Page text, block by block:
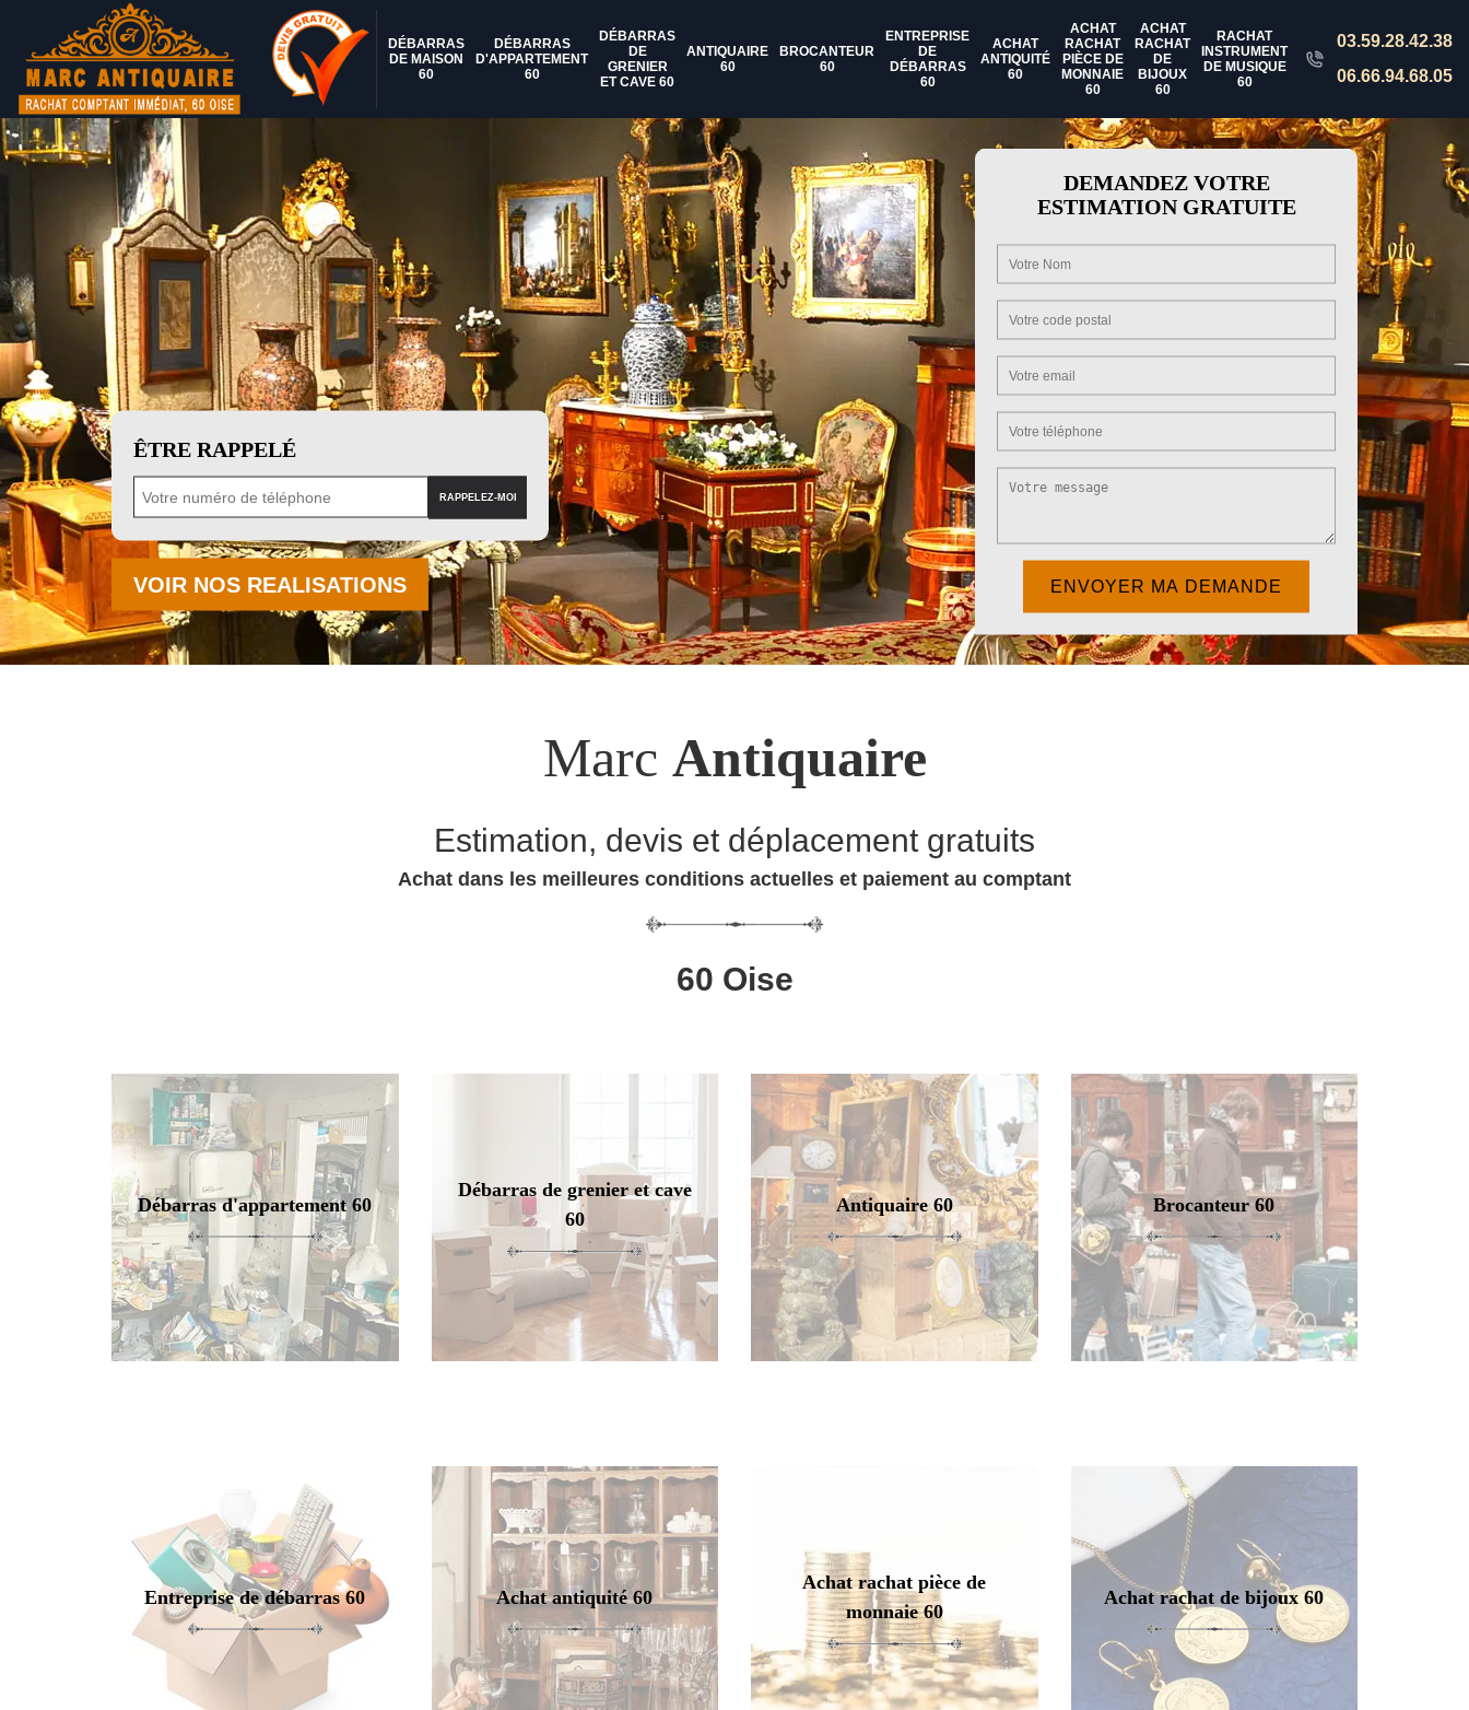
DÉBARRAS
DE MAISON
60
DÉBARRAS
D'APPARTEMENT
60
DÉBARRAS
DE
GRENIER
ET CAVE 60
ANTIQUAIRE
60
BROCANTEUR
60
ENTREPRISE
DE
DÉBARRAS
60
ACHAT
ANTIQUITÉ
60
ACHAT
RACHAT
PIÈCE DE
MONNAIE
60
ACHAT
RACHAT
DE
BIJOUX
60
RACHAT
INSTRUMENT
DE MUSIQUE
60
03.59.28.42.38
06.66.94.68.05
ÊTRE RAPPELÉ
VOIR NOS REALISATIONS
DEMANDEZ VOTRE
ESTIMATION GRATUITE
Marc Antiquaire
Estimation, devis et déplacement gratuits
Achat dans les meilleures conditions actuelles et paiement au comptant
60 Oise
Débarras d'appartement 60
Débarras de grenier et cave
60
Antiquaire 60 Brocanteur 60
Entreprise de débarras 60 Achat antiquité 60
Achat rachat pièce de
monnaie 60
Achat rachat de bijoux 60